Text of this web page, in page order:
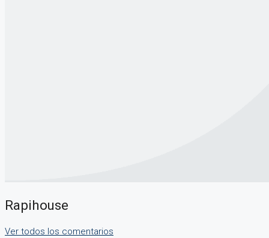
Rapihouse
Ver todos los comentarios